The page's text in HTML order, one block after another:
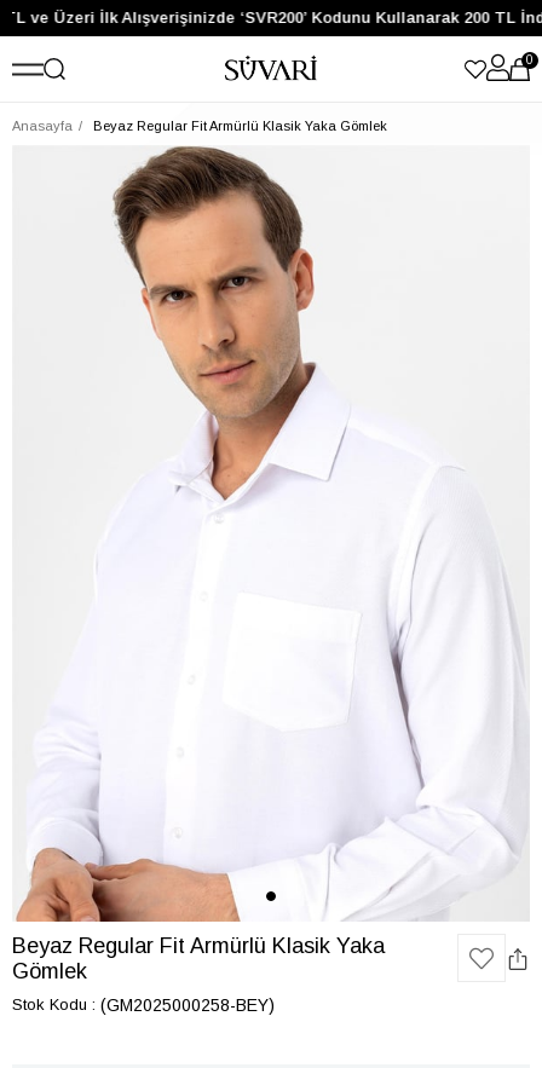
ve Üzeri İlk Alışverişinizde ‘SVR200’ Kodunu Kullanarak 200 TL
0
Anasayfa Beyaz Regular Fit Armürlü Klasik Yaka Gömlek
Beyaz Regular Fit Armürlü Klasik Yaka
Gömlek
Stok Kodu (GM2025000258-BEY)